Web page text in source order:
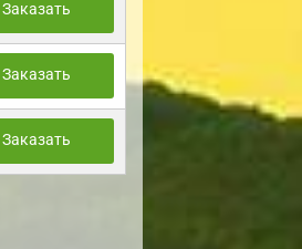
Заказать
Заказать
Заказать